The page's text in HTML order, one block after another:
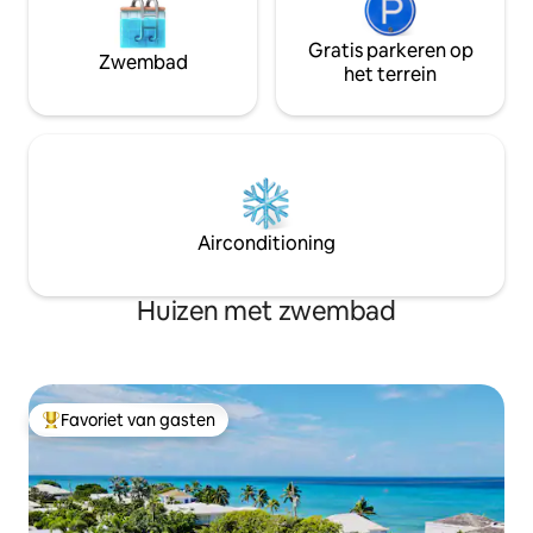
Zwembad
Gratis parkeren op
het terrein
Airconditioning
Huizen met zwembad
Topfavoriet van gasten
Favoriet van gasten